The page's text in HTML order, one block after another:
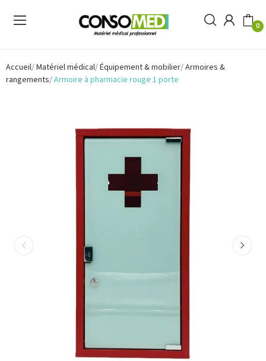
0
Accueil Matériel médical Équipement & mobilier Armoires &
rangements Armoire à pharmacie rouge 1 porte